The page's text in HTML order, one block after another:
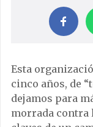
Esta
cinco años, de
dejamos para
morrada contra